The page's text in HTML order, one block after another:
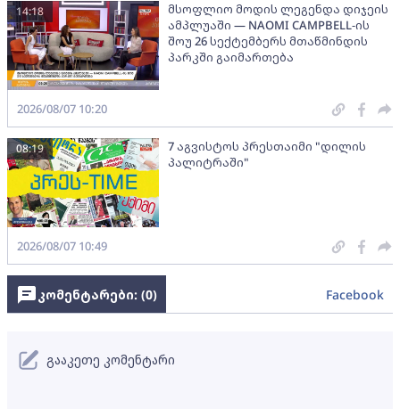
მსოფლიო მოდის ლეგენდა დიჯეის
ამპლუაში — NAOMI CAMPBELL-ის
შოუ 26 სექტემბერს მთაწმინდის
პარკში გაიმართება
14:18
2026/08/07 10:20
7 აგვისტოს პრესთაიმი "დილის
პალიტრაში"
08:19
2026/08/07 10:49
კომენტარები: (0) Facebook
გააკეთე კომენტარი